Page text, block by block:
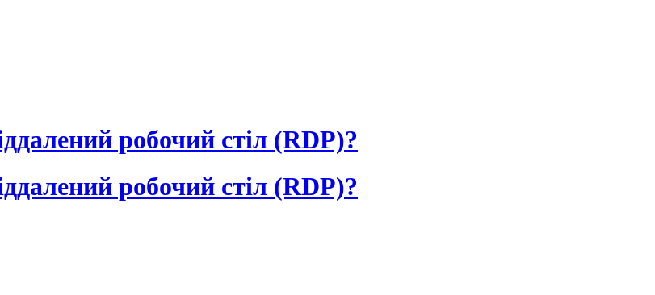
робочий стіл (RDP)?
робочий стіл (RDP)?